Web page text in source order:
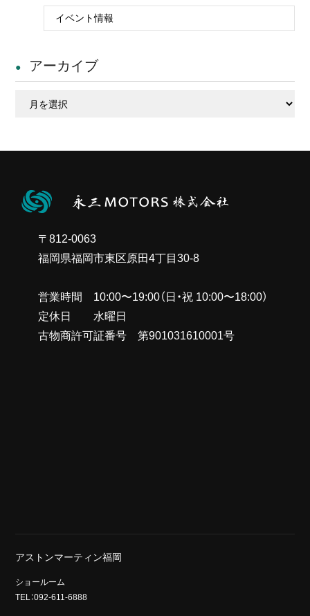
イベント情報
アーカイブ
〒812-0063
福岡県福岡市東区原田4丁目30-8
営業時間 10:00〜19:00（日・祝 10:00〜18:00）
定休日 水曜日
古物商許可証番号 第901031610001号
アストンマーティン福岡
ショールーム
TEL：092-611-6888